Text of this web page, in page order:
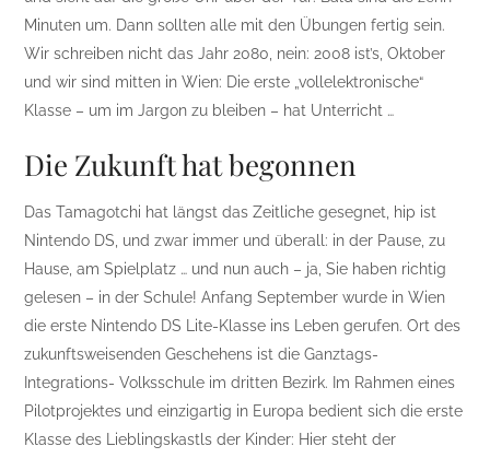
Minuten um. Dann sollten alle mit den Übungen fertig sein.
Wir schreiben nicht das Jahr 2080, nein: 2008 ist’s, Oktober
und wir sind mitten in Wien: Die erste „vollelektronische“
Klasse – um im Jargon zu bleiben – hat Unterricht …
Die Zukunft hat begonnen
Das Tamagotchi hat längst das Zeitliche gesegnet, hip ist
Nintendo DS, und zwar immer und überall: in der Pause, zu
Hause, am Spielplatz … und nun auch – ja, Sie haben richtig
gelesen – in der Schule! Anfang September wurde in Wien
die erste Nintendo DS Lite-Klasse ins Leben gerufen. Ort des
zukunftsweisenden Geschehens ist die Ganztags-
Integrations- Volksschule im dritten Bezirk. Im Rahmen eines
Pilotprojektes und einzigartig in Europa bedient sich die erste
Klasse des Lieblingskastls der Kinder: Hier steht der